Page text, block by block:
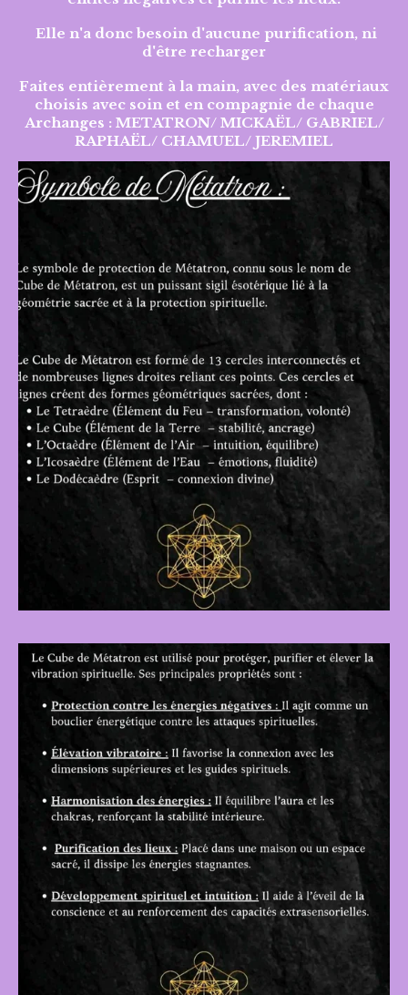
Elle n'a donc besoin d'aucune purification, ni
d'être recharger
Faites entièrement à la main, avec des matériaux
choisis avec soin et en compagnie de chaque
Archanges : METATRON/ MICKAËL/ GABRIEL/
RAPHAËL/ CHAMUEL/ JEREMIEL